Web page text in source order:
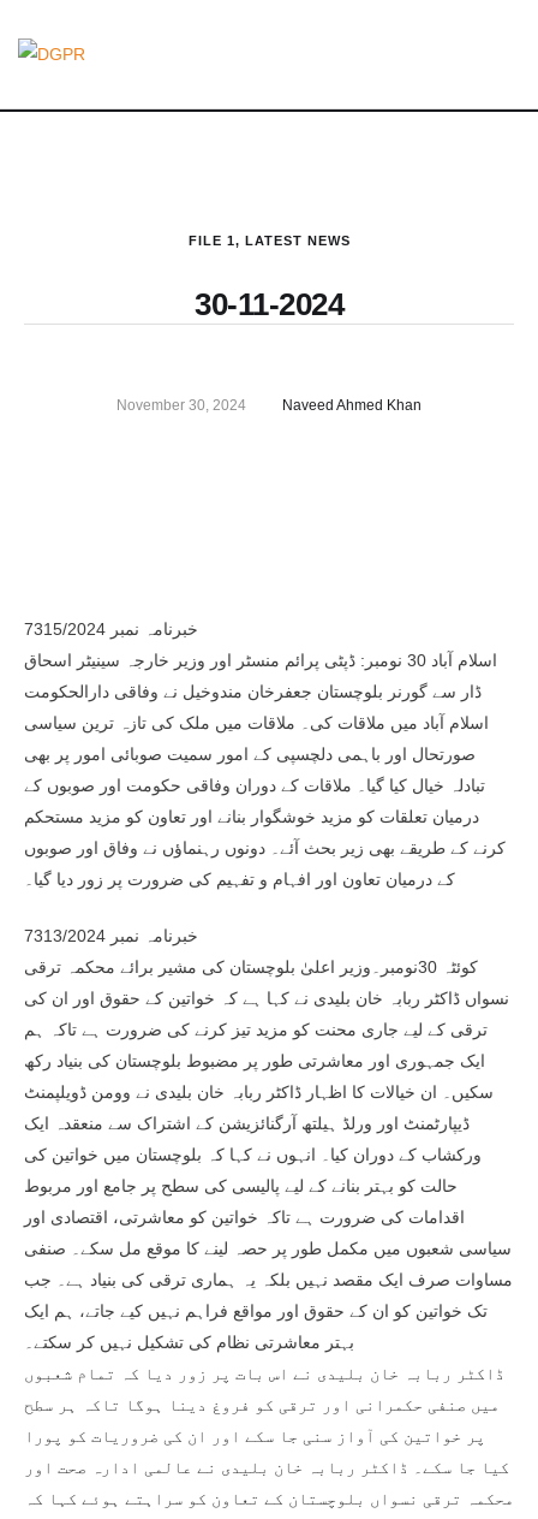
FILE 1, LATEST NEWS
30-11-2024
November 30, 2024 Naveed Ahmed Khan
خبرنامہ نمبر 7315/2024
اسلام آباد 30 نومبر: ڈپٹی پرائم منسٹر اور وزیر خارجہ سینیٹر اسحاق
ڈار سے گورنر بلوچستان جعفرخان مندوخیل نے وفاقی دارالحکومت
اسلام آباد میں ملاقات کی۔ ملاقات میں ملک کی تازہ ترین سیاسی
صورتحال اور باہمی دلچسپی کے امور سمیت صوبائی امور پر بھی
تبادلہ خیال کیا گیا۔ ملاقات کے دوران وفاقی حکومت اور صوبوں کے
درمیان تعلقات کو مزید خوشگوار بنانے اور تعاون کو مزید مستحکم
کرنے کے طریقے بھی زیر بحث آئے۔ دونوں رہنماؤں نے وفاق اور صوبوں
کے درمیان تعاون اور افہام و تفہیم کی ضرورت پر زور دیا گیا۔
خبرنامہ نمبر 7313/2024
کوئٹہ 30نومبر۔وزیر اعلیٰ بلوچستان کی مشیر برائے محکمہ ترقی
نسواں ڈاکٹر ربابہ خان بلیدی نے کہا ہے کہ خواتین کے حقوق اور ان کی
ترقی کے لیے جاری محنت کو مزید تیز کرنے کی ضرورت ہے تاکہ ہم
ایک جمہوری اور معاشرتی طور پر مضبوط بلوچستان کی بنیاد رکھ
سکیں۔ ان خیالات کا اظہار ڈاکٹر ربابہ خان بلیدی نے وومن ڈویلپمنٹ
ڈیپارٹمنٹ اور ورلڈ ہیلتھ آرگنائزیشن کے اشتراک سے منعقدہ ایک
ورکشاب کے دوران کیا۔ انہوں نے کہا کہ بلوچستان میں خواتین کی
حالت کو بہتر بنانے کے لیے پالیسی کی سطح پر جامع اور مربوط
اقدامات کی ضرورت ہے تاکہ خواتین کو معاشرتی، اقتصادی اور
سیاسی شعبوں میں مکمل طور پر حصہ لینے کا موقع مل سکے۔ صنفی
مساوات صرف ایک مقصد نہیں بلکہ یہ ہماری ترقی کی بنیاد ہے۔ جب
تک خواتین کو ان کے حقوق اور مواقع فراہم نہیں کیے جاتے، ہم ایک
بہتر معاشرتی نظام کی تشکیل نہیں کر سکتے۔
ڈاکٹر ربابہ خان بلیدی نے اس بات پر زور دیا کہ تمام شعبوں
میں صنفی حکمرانی اور ترقی کو فروغ دینا ہوگا تاکہ ہر سطح
پر خواتین کی آواز سنی جا سکے اور ان کی ضروریات کو پورا
کیا جا سکے۔ ڈاکٹر ربابہ خان بلیدی نے عالمی ادارہ صحت اور
محکمہ ترقی نسواں بلوچستان کے تعاون کو سراہتے ہوئے کہا کہ